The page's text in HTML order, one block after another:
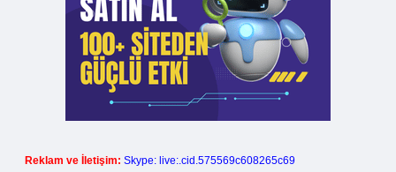
Reklam ve İletişim: Skype: live:.cid.575569c608265c69